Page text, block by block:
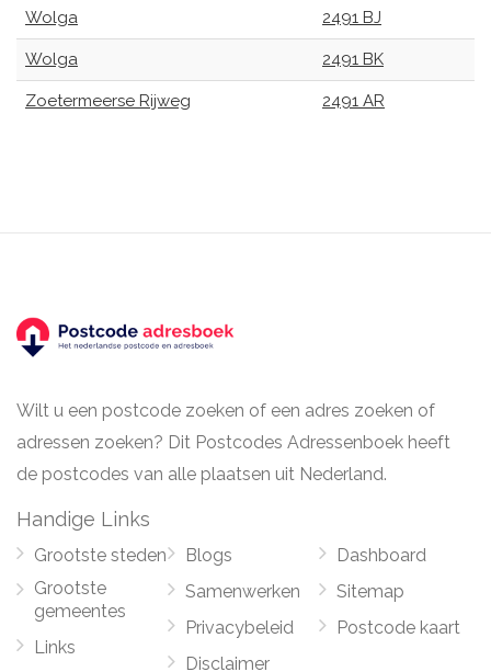
Wolga 2491 BJ
Wolga 2491 BK
Zoetermeerse Rijweg 2491 AR
Wilt u een postcode zoeken of een adres zoeken of
adressen zoeken? Dit Postcodes Adressenboek heeft
de postcodes van alle plaatsen uit Nederland.
Handige Links
Grootste steden
Grootste
gemeentes
Links
Blogs
Samenwerken
Privacybeleid
Disclaimer
Dashboard
Sitemap
Postcode kaart